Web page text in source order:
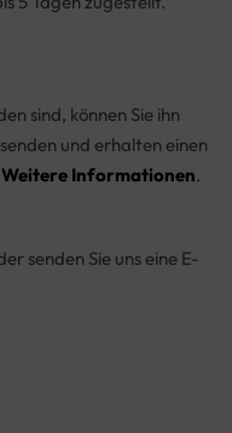
sind, können Sie ihn
und erhalten einen
Weitere Informationen.
senden Sie uns eine E-